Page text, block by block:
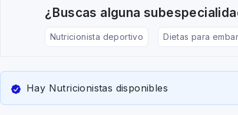
¿Buscas alguna
Nutricionista deportivo Dietas para
Hay Nutricionistas disponibles